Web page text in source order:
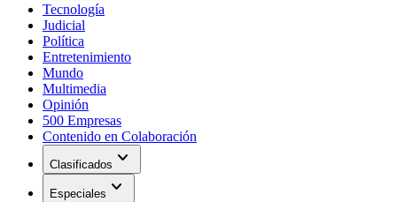
Tecnología
Judicial
Política
Entretenimiento
Mundo
Multimedia
Opinión
500 Empresas
Contenido en Colaboración
Clasificados expand_more
Especiales expand_more